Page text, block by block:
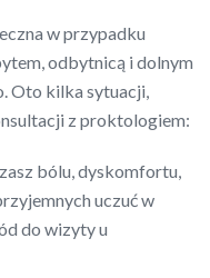
w przypadku
odbytnicą i dolnym
Oto kilka sytuacji,
z proktologiem:
bólu, dyskomfortu,
uczuć w
do wizyty u